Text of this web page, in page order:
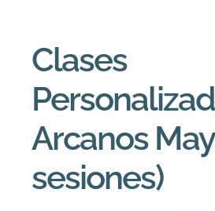
Clases
Arcanos
sesiones)